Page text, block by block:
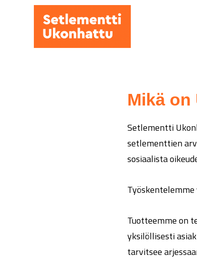
pääsisältöön
Mikä
Setlementti
setlementtien
sosiaalista
Tuotteemme on
yksilöllisesti
tarvitsee